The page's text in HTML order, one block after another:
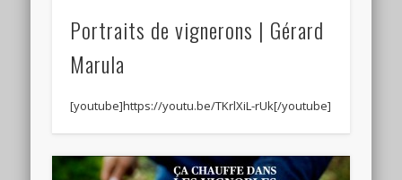
Portraits de vignerons | Gérard
Marula
[youtube]https://youtu.be/TKrlXiL-rUk[/youtube]